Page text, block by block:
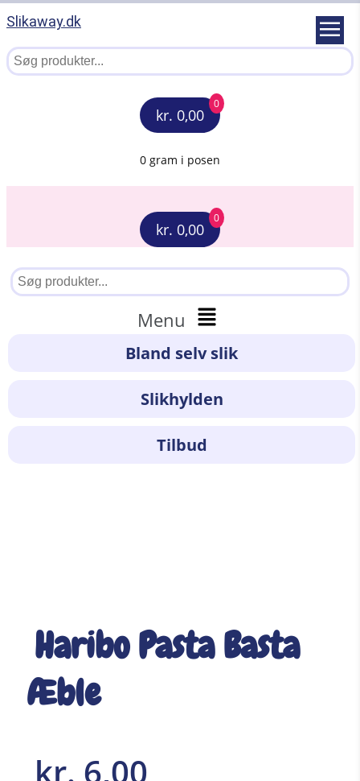
Slikaway.dk
kr. 0,00
0
0 gram i posen
kr. 0,00
0
Menu
Bland selv slik
Slikhylden
Tilbud
Haribo Pasta Basta
Æble
kr. 6,00